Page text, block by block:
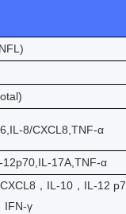
8/CXCL8,TNF-α
17A,TNF-α
，IL-10，IL-12 p7
IFN-γ